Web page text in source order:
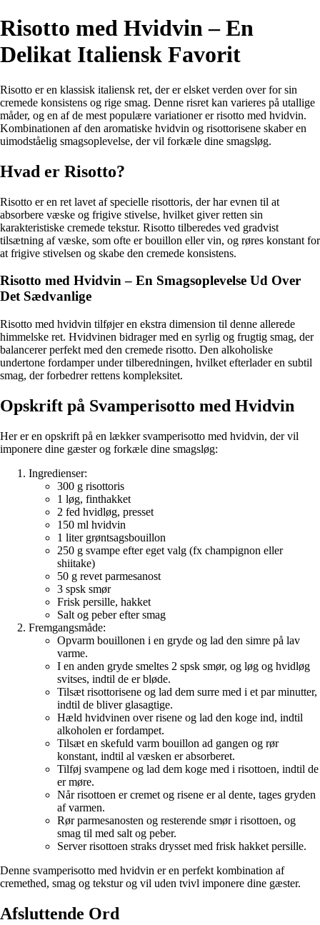
Risotto med Hvidvin – En
Delikat Italiensk Favorit
Risotto er en klassisk italiensk ret, der er elsket verden over for sin
cremede konsistens og rige smag. Denne risret kan varieres på utallige
måder, og en af de mest populære variationer er risotto med hvidvin.
Kombinationen af den aromatiske hvidvin og risottorisene skaber en
uimodståelig smagsoplevelse, der vil forkæle dine smagsløg.
Hvad er Risotto?
Risotto er en ret lavet af specielle risottoris, der har evnen til at
absorbere væske og frigive stivelse, hvilket giver retten sin
karakteristiske cremede tekstur. Risotto tilberedes ved gradvist
tilsætning af væske, som ofte er bouillon eller vin, og røres konstant for
at frigive stivelsen og skabe den cremede konsistens.
Risotto med Hvidvin – En Smagsoplevelse Ud Over
Det Sædvanlige
Risotto med hvidvin tilføjer en ekstra dimension til denne allerede
himmelske ret. Hvidvinen bidrager med en syrlig og frugtig smag, der
balancerer perfekt med den cremede risotto. Den alkoholiske
undertone fordamper under tilberedningen, hvilket efterlader en subtil
smag, der forbedrer rettens kompleksitet.
Opskrift på Svamperisotto med Hvidvin
Her er en opskrift på en lækker svamperisotto med hvidvin, der vil
imponere dine gæster og forkæle dine smagsløg:
Ingredienser:
300 g risottoris
1 løg, finthakket
2 fed hvidløg, presset
150 ml hvidvin
1 liter grøntsagsbouillon
250 g svampe efter eget valg (fx champignon eller
shiitake)
50 g revet parmesanost
3 spsk smør
Frisk persille, hakket
Salt og peber efter smag
Fremgangsmåde:
Opvarm bouillonen i en gryde og lad den simre på lav
varme.
I en anden gryde smeltes 2 spsk smør, og løg og hvidløg
svitses, indtil de er bløde.
Tilsæt risottorisene og lad dem surre med i et par minutter,
indtil de bliver glasagtige.
Hæld hvidvinen over risene og lad den koge ind, indtil
alkoholen er fordampet.
Tilsæt en skefuld varm bouillon ad gangen og rør
konstant, indtil al væsken er absorberet.
Tilføj svampene og lad dem koge med i risottoen, indtil de
er møre.
Når risottoen er cremet og risene er al dente, tages gryden
af varmen.
Rør parmesanosten og resterende smør i risottoen, og
smag til med salt og peber.
Server risottoen straks drysset med frisk hakket persille.
Denne svamperisotto med hvidvin er en perfekt kombination af
cremethed, smag og tekstur og vil uden tvivl imponere dine gæster.
Afsluttende Ord